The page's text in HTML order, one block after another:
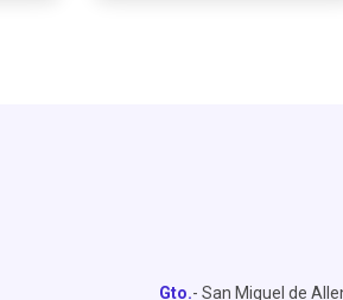
Gto.- San Miguel de